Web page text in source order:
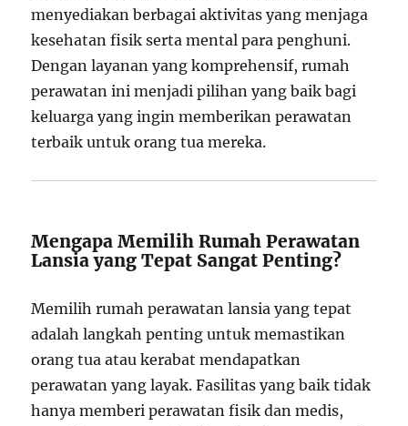
menyediakan berbagai aktivitas yang menjaga
kesehatan fisik serta mental para penghuni.
Dengan layanan yang komprehensif, rumah
perawatan ini menjadi pilihan yang baik bagi
keluarga yang ingin memberikan perawatan
terbaik untuk orang tua mereka.
Mengapa Memilih Rumah Perawatan
Lansia yang Tepat Sangat Penting?
Memilih rumah perawatan lansia yang tepat
adalah langkah penting untuk memastikan
orang tua atau kerabat mendapatkan
perawatan yang layak. Fasilitas yang baik tidak
hanya memberi perawatan fisik dan medis,